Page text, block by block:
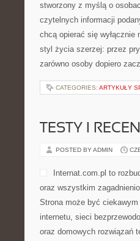
stworzony z myślą o
czytelnych informacji
chcą opierać się
styl życia szerzej: przez
zarówno osoby dopiero
CATEGORIES: ARTYKUŁY
TESTY I
POSTED BY ADMIN
Internat.com.pl to
oraz wszystkim
Strona może być
internetu, sieci
oraz domowych rozwiązań